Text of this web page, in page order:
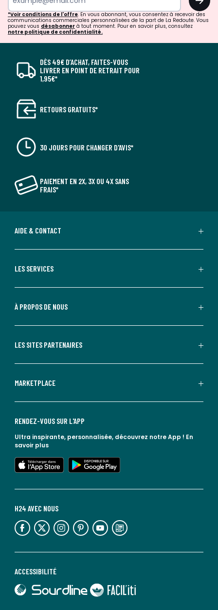
*Voir conditions de l'offre. En vous abonnant, vous consentez à recevoir des
communications commerciales personnalisées de la part de La Redoute. Vous
pouvez vous désabonner à tout moment. Pour en savoir plus, consultez
notre politique de confidentialité.
DÈS 49€ D’ACHAT, FAITES-VOUS
LIVRER EN POINT DE RETRAIT POUR
1,95€*
RETOURS GRATUITS*
30 JOURS POUR CHANGER D'AVIS*
PAIEMENT EN 2X, 3X OU 4X SANS
FRAIS*
AIDE & CONTACT
LES SERVICES
À PROPOS DE NOUS
LES SITES PARTENAIRES
MARKETPLACE
ACCESSIBILITÉ
lien vers Sourdline
lien vers Faciliti
H24 AVEC NOUS
lien vers l'espace réseaux sociaux lien vers l'espace réseaux sociaux lien vers l'espace réseaux sociaux lien vers l'espace réseaux sociaux lien vers l'espace réseaux sociaux lien vers le blog la redoute
RENDEZ-VOUS SUR L'APP
Ultra inspirante, personnalisée, découvrez notre App ! En
savoir plus
lien vers l'app store
lien vers google play